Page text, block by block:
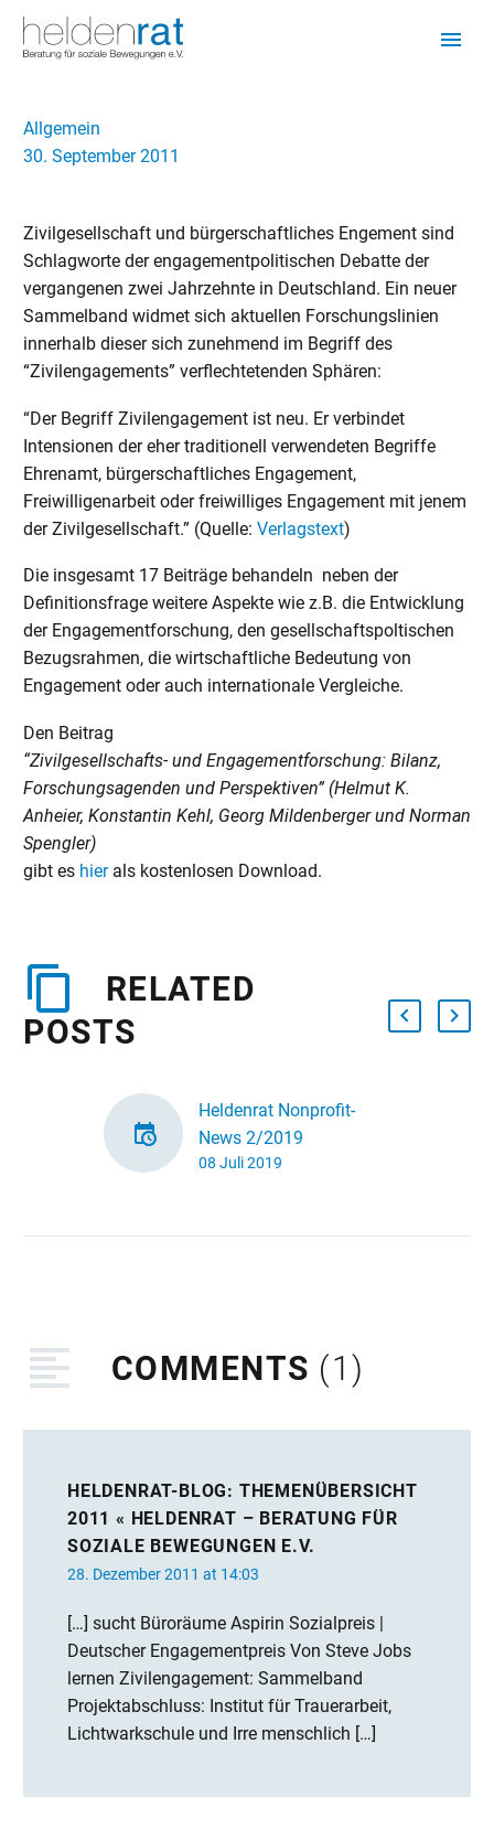
Allgemein
30. September 2011
Zivilgesellschaft und bürgerschaftliches Engement sind
Schlagworte der engagementpolitischen Debatte der
vergangenen zwei Jahrzehnte in Deutschland. Ein neuer
Sammelband widmet sich aktuellen Forschungslinien
innerhalb dieser sich zunehmend im Begriff des
“Zivilengagements” verflechtetenden Sphären:
“Der Begriff Zivilengagement ist neu. Er verbindet
Intensionen der eher traditionell verwendeten Begriffe
Ehrenamt, bürgerschaftliches Engagement,
Freiwilligenarbeit oder freiwilliges Engagement mit jenem
der Zivilgesellschaft.” (Quelle: Verlagstext)
Die insgesamt 17 Beiträge behandeln neben der
Definitionsfrage weitere Aspekte wie z.B. die Entwicklung
der Engagementforschung, den gesellschaftspoltischen
Bezugsrahmen, die wirtschaftliche Bedeutung von
Engagement oder auch internationale Vergleiche.
Den Beitrag
“Zivilgesellschafts- und Engagementforschung: Bilanz,
Forschungsagenden und Perspektiven” (Helmut K.
Anheier, Konstantin Kehl, Georg Mildenberger und Norman
Spengler)
gibt es hierals kostenlosen Download.
RELATED
POSTS
Heldenrat Nonprofit-
News 2/2019
Sommerzeit ist Lesezeit.
08 Juli 2019
COMMENTS (1)
HELDENRAT-BLOG: THEMENÜBERSICHT
2011 « HELDENRAT – BERATUNG FÜR
SOZIALE BEWEGUNGEN E.V.
28. Dezember 2011 at 14:03
[…] sucht Büroräume Aspirin Sozialpreis |
Deutscher Engagementpreis Von Steve Jobs
lernen Zivilengagement: Sammelband
Projektabschluss: Institut für Trauerarbeit,
Lichtwarkschule und Irre menschlich […]